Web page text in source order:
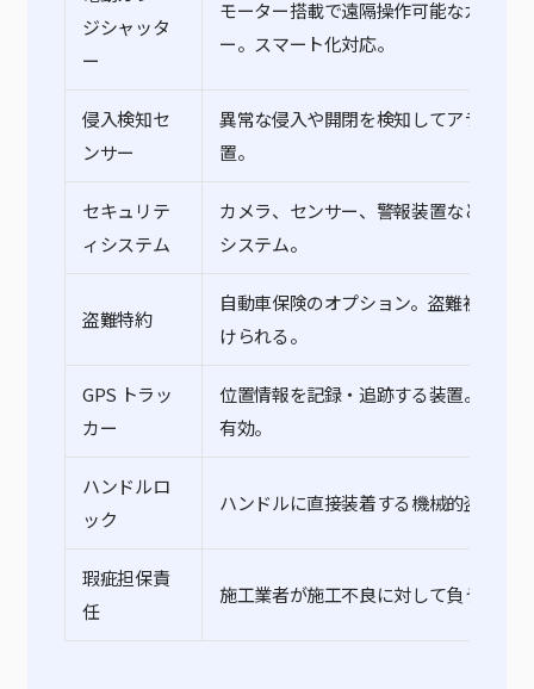
ジシャッタ
ー
モーター搭載で遠隔操作可能なガレー
ー。スマート化対応。
侵入検知セ
ンサー
異常な侵入や開閉を検知してアラート
置。
セキュリテ
ィシステム
カメラ、センサー、警報装置などを統
システム。
盗難特約
自動車保険のオプション。盗難被害時
けられる。
GPS トラッ
カー
位置情報を記録・追跡する装置。盗難
有効。
ハンドルロ
ック
ハンドルに直接装着する機械的盗難防
瑕疵担保責
任
施工業者が施工不良に対して負う修補